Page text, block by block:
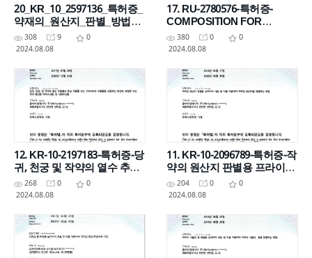
20_KR_10_2597136_특허증_
약재의_원산지_판별_방법_
및_약재의_원산지_혼합_비
율_판별_방법
308 9
0
2024.08.08
17. RU-2780576-특허증-
COMPOSITION FOR
ALLEVIATING FATIGUE OR
ENHANCING EXERCISE
380 0
0
2024.08.08
12. KR-10-2197183-특허증-당
귀, 천궁 및 작약의 열수 추출
물과 홍삼 추출물 또는 가피타
히보 추출물을 포함하는 항산
268 0
0
2024.08.08
11. KR-10-2096789-특허증-작
약의 원산지 판별용 프라이머
세트 및 이를 이용하여 작약의
원산지를 판별하는 방법
204 0
0
2024.08.08